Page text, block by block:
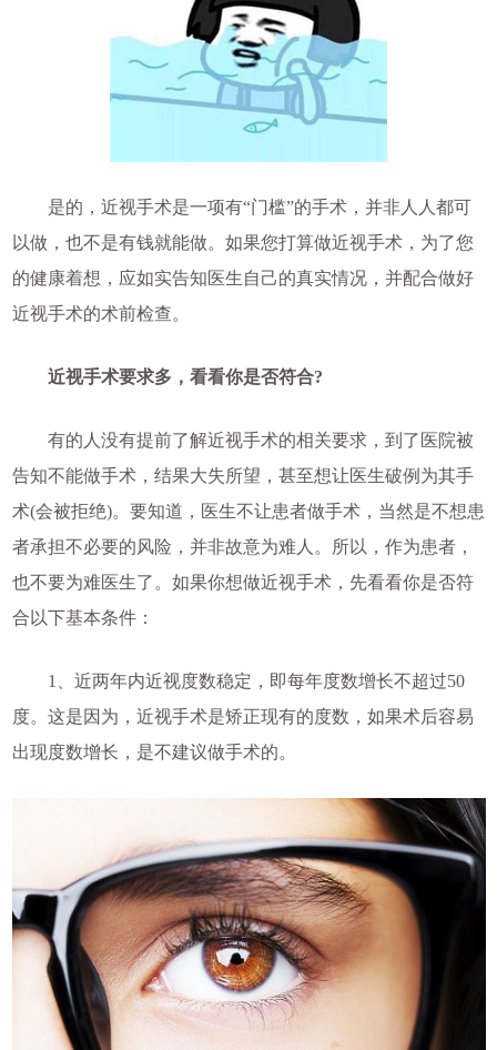
是的，近视手术是一项有“门槛”的手术，并非人人都可
以做，也不是有钱就能做。如果您打算做近视手术，为了您
的健康着想，应如实告知医生自己的真实情况，并配合做好
近视手术的术前检查。
近视手术要求多，看看你是否符合?
有的人没有提前了解近视手术的相关要求，到了医院被
告知不能做手术，结果大失所望，甚至想让医生破例为其手
术(会被拒绝)。要知道，医生不让患者做手术，当然是不想患
者承担不必要的风险，并非故意为难人。所以，作为患者，
也不要为难医生了。如果你想做近视手术，先看看你是否符
合以下基本条件：
1、近两年内近视度数稳定，即每年度数增长不超过50
度。这是因为，近视手术是矫正现有的度数，如果术后容易
出现度数增长，是不建议做手术的。